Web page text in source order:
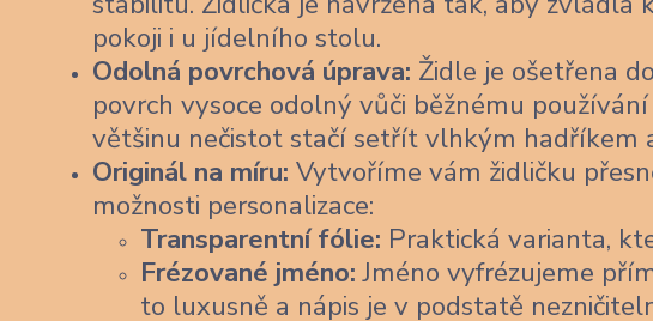
pokoji i u jídelního stolu.
Odolná povrchová úprava: Židle je ošetřena
povrch vysoce odolný vůči běžnému
většinu nečistot stačí setřít vlhkým hadříkem
Originál na míru: Vytvoříme vám židličku
možnosti personalizace:
Transparentní fólie: Praktická varianta,
Frézované jméno:Jméno vyfrézujeme
to luxusně a nápis je v podstatě